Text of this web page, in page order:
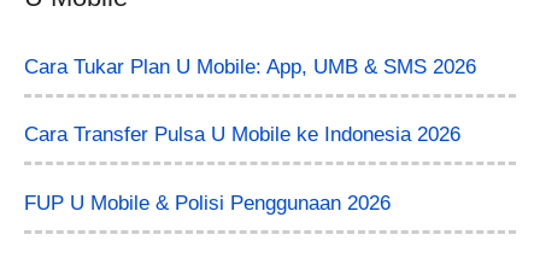
Cara Tukar Plan U Mobile: App, UMB & SMS 2026
Cara Transfer Pulsa U Mobile ke Indonesia 2026
FUP U Mobile & Polisi Penggunaan 2026